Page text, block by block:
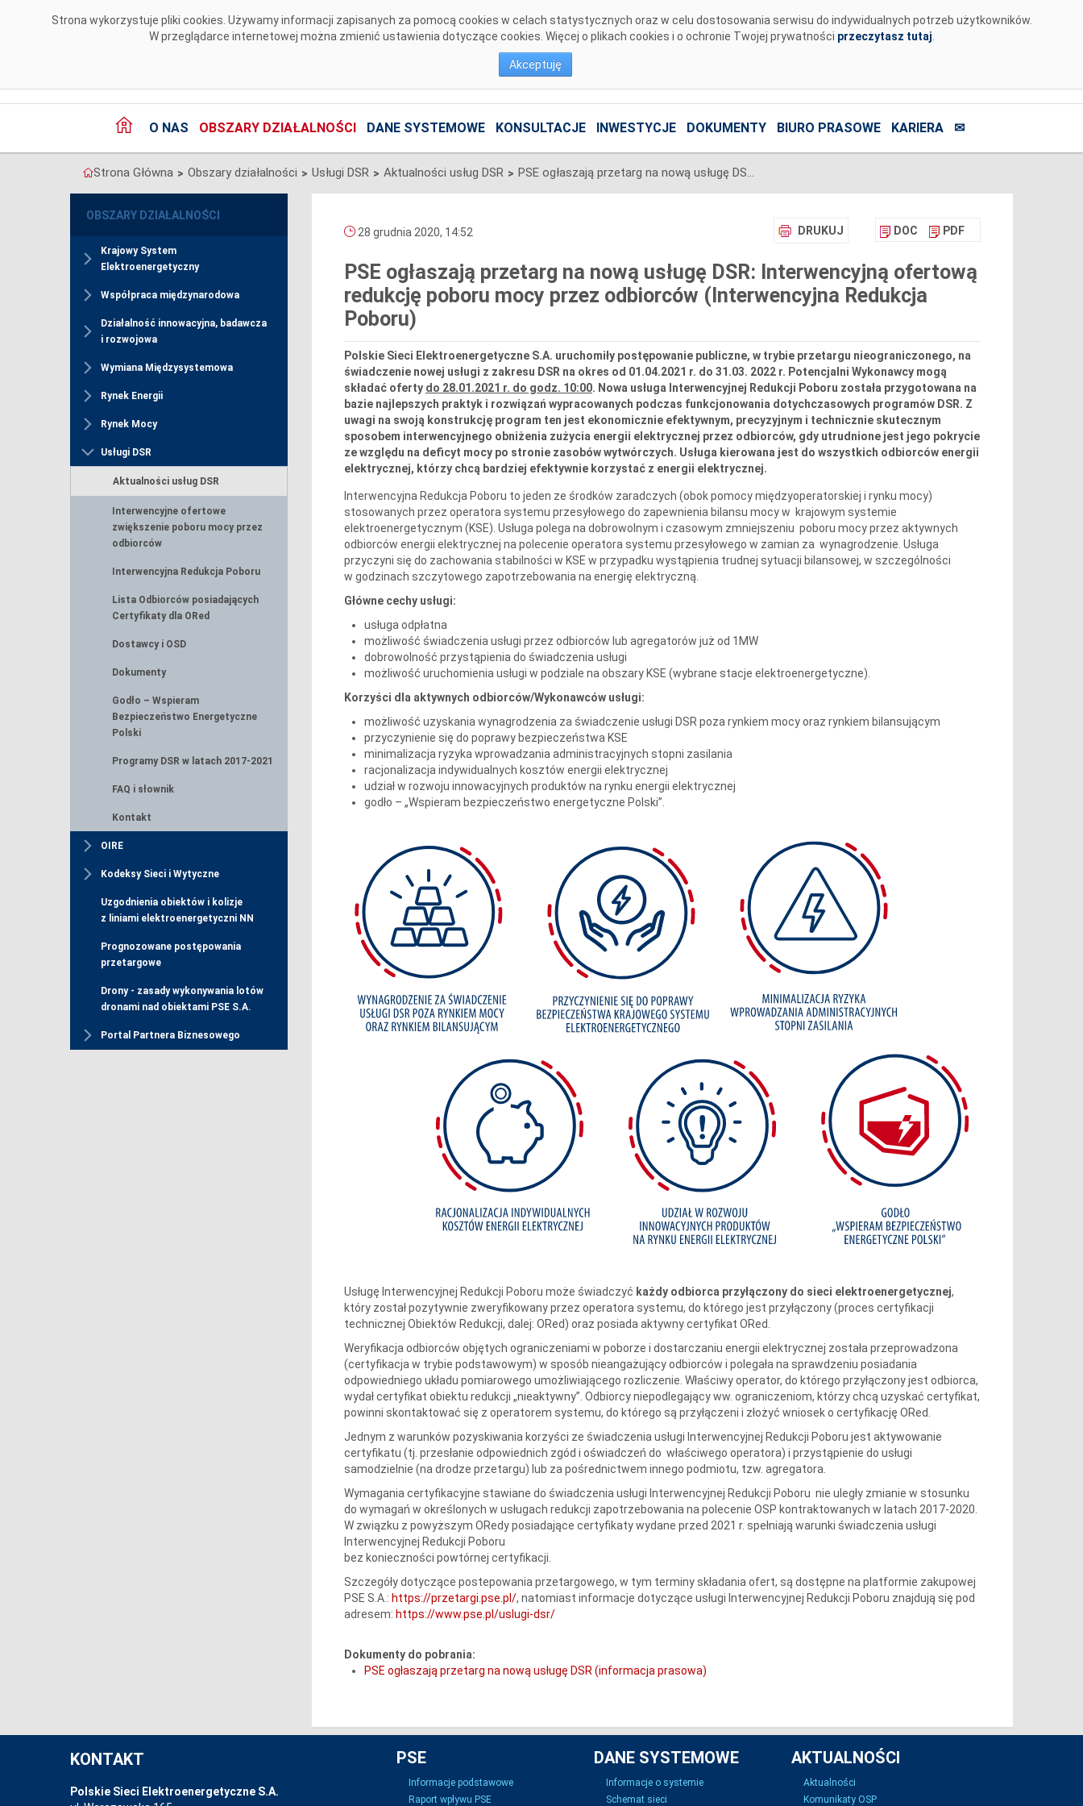
Strona wykorzystuje pliki cookies. Używamy informacji zapisanych za pomocą cookies w celach statystycznych oraz w celu dostosowania serwisu do indywidualnych potrzeb użytkowników.
W przeglądarce internetowej można zmienić ustawienia dotyczące cookies. Więcej o plikach cookies i o ochronie Twojej prywatności przeczytasz tutaj
Akceptuję
O NAS OBSZARY DZIAŁALNOŚCI DANE SYSTEMOWE KONSULTACJE INWESTYCJE DOKUMENTY BIURO PRASOWE KARIERA ✉
Strona Główna > Obszary działalności > Usługi DSR > Aktualności usług DSR > PSE ogłaszają przetarg na nową usługę DSR: Interwencyjną ofertową redukcję poboru mocy przez odbiorców (Interwencyjna Redukcja Poboru)
OBSZARY DZIAŁALNOŚCI
Krajowy System
Elektroenergetyczny
Współpraca międzynarodowa
Działalność innowacyjna, badawcza
i rozwojowa
Wymiana Międzysystemowa
Rynek Energii
Rynek Mocy
Usługi DSR
Aktualności usług DSR
Interwencyjne ofertowe
zwiększenie poboru mocy przez
odbiorców
Interwencyjna Redukcja Poboru
Lista Odbiorców posiadających
Certyfikaty dla ORed
Dostawcy i OSD
Dokumenty
Godło – Wspieram
Bezpieczeństwo Energetyczne
Polski
Programy DSR w latach 2017-2021
FAQ i słownik
Kontakt
OIRE
Kodeksy Sieci i Wytyczne
Uzgodnienia obiektów i kolizje
z liniami elektroenergetyczni NN
Prognozowane postępowania
przetargowe
Drony - zasady wykonywania lotów
dronami nad obiektami PSE S.A.
Portal Partnera Biznesowego
DRUKUJ DOC PDF
28 grudnia 2020, 14:52
PSE ogłaszają przetarg na nową usługę DSR: Interwencyjną ofertową
redukcję poboru mocy przez odbiorców (Interwencyjna Redukcja
Poboru)
Polskie Sieci Elektroenergetyczne S.A. uruchomiły postępowanie publiczne, w trybie przetargu nieograniczonego, na
świadczenie nowej usługi z zakresu DSR na okres od 01.04.2021 r. do 31.03. 2022 r. Potencjalni Wykonawcy mogą
składać oferty do 28.01.2021 r. do godz. 10:00. Nowa usługa Interwencyjnej Redukcji Poboru została przygotowana na
bazie najlepszych praktyk i rozwiązań wypracowanych podczas funkcjonowania dotychczasowych programów DSR. Z
uwagi na swoją konstrukcję program ten jest ekonomicznie efektywnym, precyzyjnym i technicznie skutecznym
sposobem interwencyjnego obniżenia zużycia energii elektrycznej przez odbiorców, gdy utrudnione jest jego pokrycie
ze względu na deficyt mocy po stronie zasobów wytwórczych. Usługa kierowana jest do wszystkich odbiorców energii
elektrycznej, którzy chcą bardziej efektywnie korzystać z energii elektrycznej.
Interwencyjna Redukcja Poboru to jeden ze środków zaradczych (obok pomocy międzyoperatorskiej i rynku mocy)
stosowanych przez operatora systemu przesyłowego do zapewnienia bilansu mocy w krajowym systemie
elektroenergetycznym (KSE). Usługa polega na dobrowolnym i czasowym zmniejszeniu poboru mocy przez aktywnych
odbiorców energii elektrycznej na polecenie operatora systemu przesyłowego w zamian za wynagrodzenie. Usługa
przyczyni się do zachowania stabilności w KSE w przypadku wystąpienia trudnej sytuacji bilansowej, w szczególności
w godzinach szczytowego zapotrzebowania na energię elektryczną.
Główne cechy usługi:
usługa odpłatna
możliwość świadczenia usługi przez odbiorców lub agregatorów już od 1MW
dobrowolność przystąpienia do świadczenia usługi
możliwość uruchomienia usługi w podziale na obszary KSE (wybrane stacje elektroenergetyczne).
Korzyści dla aktywnych odbiorców/Wykonawców usługi:
możliwość uzyskania wynagrodzenia za świadczenie usługi DSR poza rynkiem mocy oraz rynkiem bilansującym
przyczynienie się do poprawy bezpieczeństwa KSE
minimalizacja ryzyka wprowadzania administracyjnych stopni zasilania
racjonalizacja indywidualnych kosztów energii elektrycznej
udział w rozwoju innowacyjnych produktów na rynku energii elektrycznej
godło – „Wspieram bezpieczeństwo energetyczne Polski”.
Usługę Interwencyjnej Redukcji Poboru może świadczyć każdy odbiorca przyłączony do sieci elektroenergetycznej,
który został pozytywnie zweryfikowany przez operatora systemu, do którego jest przyłączony (proces certyfikacji
technicznej Obiektów Redukcji, dalej: ORed) oraz posiada aktywny certyfikat ORed.
Weryfikacja odbiorców objętych ograniczeniami w poborze i dostarczaniu energii elektrycznej została przeprowadzona
(certyfikacja w trybie podstawowym) w sposób nieangażujący odbiorców i polegała na sprawdzeniu posiadania
odpowiedniego układu pomiarowego umożliwiającego rozliczenie. Właściwy operator, do którego przyłączony jest odbiorca,
wydał certyfikat obiektu redukcji „nieaktywny”. Odbiorcy niepodlegający ww. ograniczeniom, którzy chcą uzyskać certyfikat,
powinni skontaktować się z operatorem systemu, do którego są przyłączeni i złożyć wniosek o certyfikację ORed.
Jednym z warunków pozyskiwania korzyści ze świadczenia usługi Interwencyjnej Redukcji Poboru jest aktywowanie
certyfikatu (tj. przesłanie odpowiednich zgód i oświadczeń do właściwego operatora) i przystąpienie do usługi
samodzielnie (na drodze przetargu) lub za pośrednictwem innego podmiotu, tzw. agregatora.
Wymagania certyfikacyjne stawiane do świadczenia usługi Interwencyjnej Redukcji Poboru nie uległy zmianie w stosunku
do wymagań w określonych w usługach redukcji zapotrzebowania na polecenie OSP kontraktowanych w latach 2017-2020.
W związku z powyższym ORedy posiadające certyfikaty wydane przed 2021 r. spełniają warunki świadczenia usługi
Interwencyjnej Redukcji Poboru
bez konieczności powtórnej certyfikacji.
Szczegóły dotyczące postepowania przetargowego, w tym terminy składania ofert, są dostępne na platformie zakupowej
PSE S.A.: https://przetargi.pse.pl/, natomiast informacje dotyczące usługi Interwencyjnej Redukcji Poboru znajdują się pod
adresem: https://www.pse.pl/uslugi-dsr/
Dokumenty do pobrania:
PSE ogłaszają przetarg na nową usługę DSR (informacja prasowa)
KONTAKT
Polskie Sieci Elektroenergetyczne S.A.
PSE
Informacje podstawowe
Raport wpływu PSE
DANE SYSTEMOWE
Informacje o systemie
Schemat sieci
AKTUALNOŚCI
Aktualności
Komunikaty OSP